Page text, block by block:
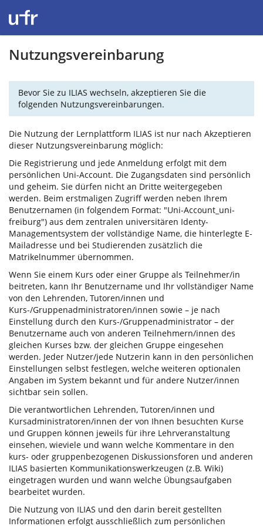
Nutzungsvereinbarung
Bevor Sie zu ILIAS wechseln, akzeptieren Sie die
folgenden Nutzungsvereinbarungen.
Die Nutzung der Lernplattform ILIAS ist nur nach Akzeptieren
dieser Nutzungsvereinbarung möglich:
Die Registrierung und jede Anmeldung erfolgt mit dem
persönlichen Uni-Account. Die Zugangsdaten sind persönlich
und geheim. Sie dürfen nicht an Dritte weitergegeben
werden. Beim erstmaligen Zugriff werden neben Ihrem
Benutzernamen (in folgendem Format: "Uni-Account_uni-
freiburg") aus dem zentralen universitären Identy-
Managementsystem der vollständige Name, die hinterlegte E-
Mailadresse und bei Studierenden zusätzlich die
Matrikelnummer übernommen.
Wenn Sie einem Kurs oder einer Gruppe als Teilnehmer/in
beitreten, kann Ihr Benutzername und Ihr vollständiger Name
von den Lehrenden, Tutoren/innen und
Kurs-/Gruppenadministratoren/innen sowie – je nach
Einstellung durch den Kurs-/Gruppenadministrator – der
Benutzername auch von anderen Teilnehmern/innen des
gleichen Kurses bzw. der gleichen Gruppe eingesehen
werden. Jeder Nutzer/jede Nutzerin kann in den persönlichen
Einstellungen selbst festlegen, welche weiteren optionalen
Angaben im System bekannt und für andere Nutzer/innen
sichtbar sein sollen.
Die verantwortlichen Lehrenden, Tutoren/innen und
Kursadministratoren/innen der von Ihnen besuchten Kurse
und Gruppen können jeweils für ihre Lehrveranstaltung
einsehen, wieviele und wann welche Kommentare in den
kurs- oder gruppenbezogenen Diskussionsforen und anderen
ILIAS basierten Kommunikationswerkzeugen (z.B. Wiki)
eingetragen wurden und wann welche Übungsaufgaben
bearbeitet wurden.
Die Nutzung von ILIAS und den darin bereit gestellten
Informationen erfolgt ausschließlich zum persönlichen